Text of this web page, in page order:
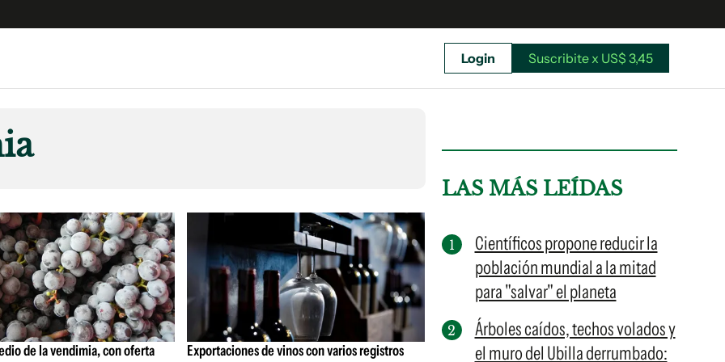
Unidos
Suscribite x US$ 3,45
Login Suscribite x US$ 3,45
de la vendimia, con oferta
Exportaciones de vinos con varios registros
LAS MÁS LEÍDAS
Científicos propone reducir la
población mundial a la mitad
para "salvar" el planeta
Árboles caídos, techos volados y
el muro del Ubilla derrumbado: